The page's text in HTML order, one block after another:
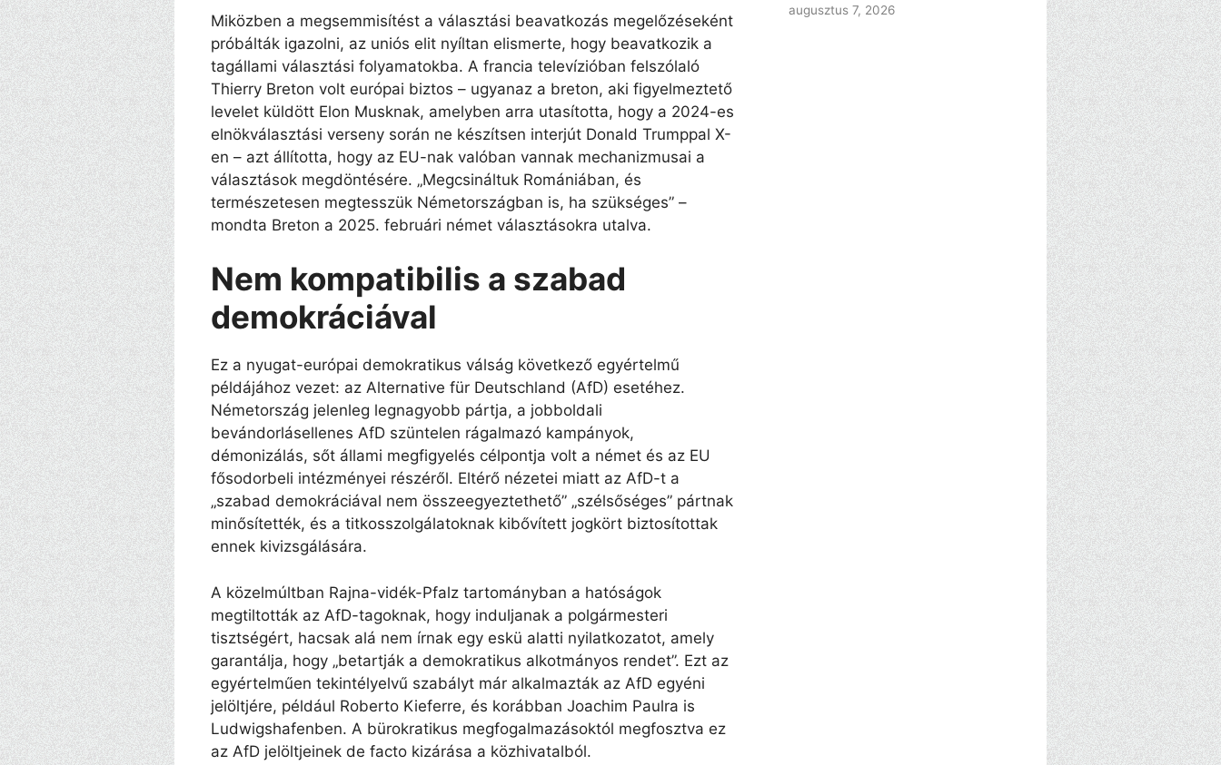
Miközben a megsemmisítést a választási beavatkozás megelőzéseként
próbálták igazolni, az uniós elit nyíltan elismerte, hogy beavatkozik a
tagállami választási folyamatokba. A francia televízióban felszólaló
Thierry Breton volt európai biztos – ugyanaz a breton, aki figyelmeztető
levelet küldött Elon Musknak, amelyben arra utasította, hogy a 2024-es
elnökválasztási verseny során ne készítsen interjút Donald Trumppal X-
en – azt állította, hogy az EU-nak valóban vannak mechanizmusai a
választások megdöntésére. „Megcsináltuk Romániában, és
természetesen megtesszük Németországban is, ha szükséges” –
mondta Breton a 2025. februári német választásokra utalva.
Nem kompatibilis a szabad
demokráciával
Ez a nyugat-európai demokratikus válság következő egyértelmű
példájához vezet: az Alternative für Deutschland (AfD) esetéhez.
Németország jelenleg legnagyobb pártja, a jobboldali
bevándorlásellenes AfD szüntelen rágalmazó kampányok,
démonizálás, sőt állami megfigyelés célpontja volt a német és az EU
fősodorbeli intézményei részéről. Eltérő nézetei miatt az AfD-t a
„szabad demokráciával nem összeegyeztethető” „szélsőséges” pártnak
minősítették, és a titkosszolgálatoknak kibővített jogkört biztosítottak
ennek kivizsgálására.
A közelmúltban Rajna-vidék-Pfalz tartományban a hatóságok
megtiltották az AfD-tagoknak, hogy induljanak a polgármesteri
tisztségért, hacsak alá nem írnak egy eskü alatti nyilatkozatot, amely
garantálja, hogy „betartják a demokratikus alkotmányos rendet”. Ezt az
egyértelműen tekintélyelvű szabályt már alkalmazták az AfD egyéni
jelöltjére, például Roberto Kieferre, és korábban Joachim Paulra is
Ludwigshafenben. A bürokratikus megfogalmazásoktól megfosztva ez
az AfD jelöltjeinek de facto kizárása a közhivatalból.
augusztus 7, 2026